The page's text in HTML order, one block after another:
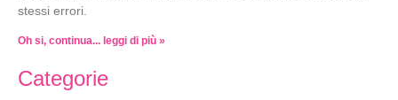
stessi errori.
Oh si, continua... leggi di più »
Categorie